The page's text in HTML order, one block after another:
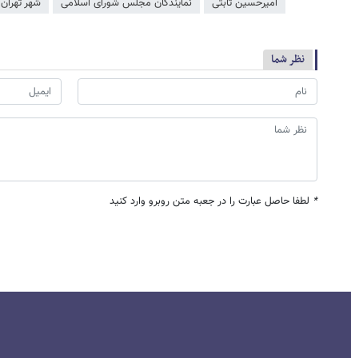
نظر شما
* لطفا حاصل عبارت را در جعبه متن روبرو وارد کنید